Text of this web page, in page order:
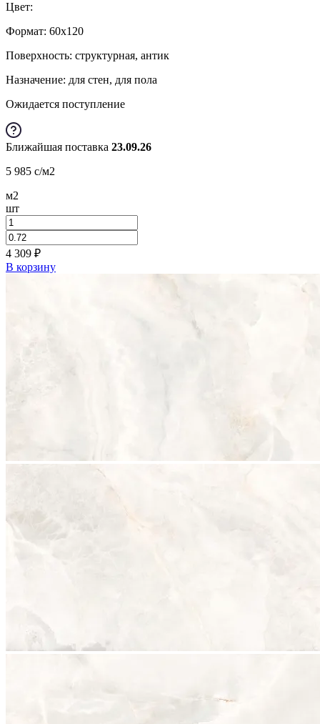
Цвет:
Формат: 60x120
Поверхность: структурная, антик
Назначение: для стен, для пола
Ожидается поступление
Ближайшая поставка 23.09.26
5 985 c/м2
м2
шт
4 309 ₽
В корзину